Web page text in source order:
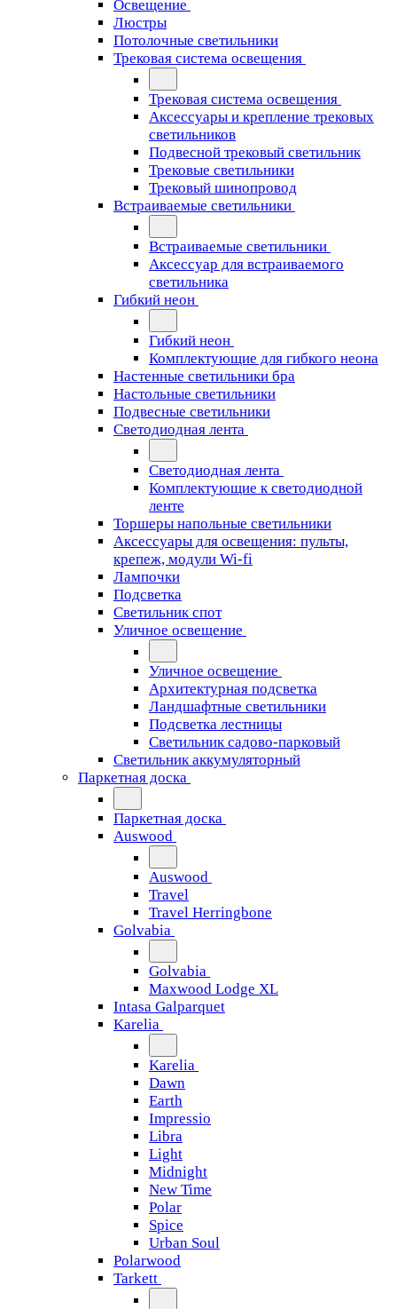
Освещение
Люстры
Потолочные светильники
Трековая система освещения
Трековая система освещения
Аксессуары и крепление трековых
светильников
Подвесной трековый светильник
Трековые светильники
Трековый шинопровод
Встраиваемые светильники
Встраиваемые светильники
Аксессуар для встраиваемого
светильника
Гибкий неон
Гибкий неон
Комплектующие для гибкого неона
Настенные светильники бра
Настольные светильники
Подвесные светильники
Светодиодная лента
Светодиодная лента
Комплектующие к светодиодной
ленте
Торшеры напольные светильники
Аксессуары для освещения: пульты,
крепеж, модули Wi-fi
Лампочки
Подсветка
Светильник спот
Уличное освещение
Уличное освещение
Архитектурная подсветка
Ландшафтные светильники
Подсветка лестницы
Светильник садово-парковый
Светильник аккумуляторный
Паркетная доска
Паркетная доска
Auswood
Auswood
Travel
Travel Herringbone
Golvabia
Golvabia
Maxwood Lodge XL
Intasa Galparquet
Karelia
Karelia
Dawn
Earth
Impressio
Libra
Light
Midnight
New Time
Polar
Spice
Urban Soul
Polarwood
Tarkett